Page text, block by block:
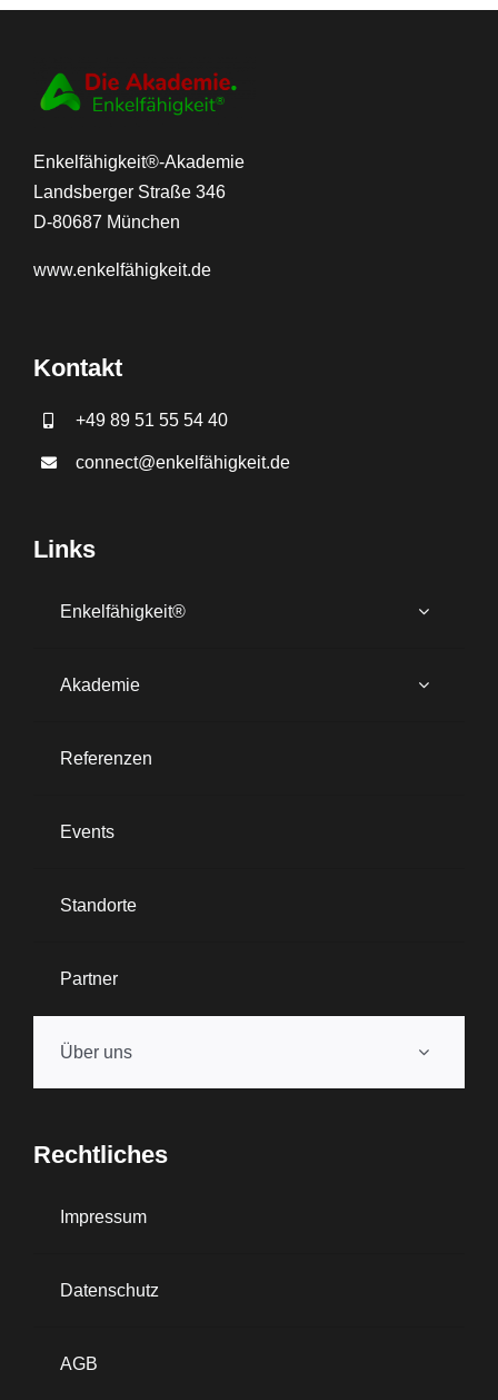
Enkelfähigkeit®-Akademie
Landsberger Straße 346
D-80687 München
www.enkelfähigkeit.de
Kontakt
+49 89 51 55 54 40
connect@enkelfähigkeit.de
Links
Enkelfähigkeit®
Akademie
Referenzen
Events
Standorte
Partner
Über uns
Rechtliches
Impressum
Datenschutz
AGB